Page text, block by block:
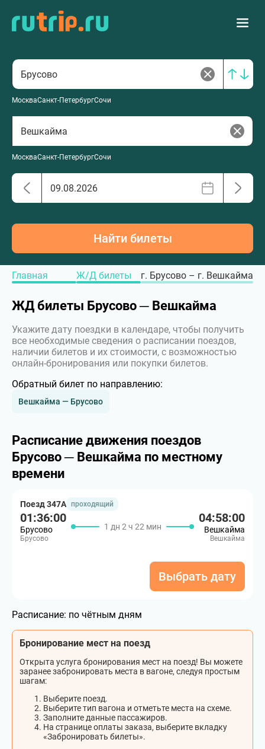
МоскваСанкт-ПетербургСочи
МоскваСанкт-ПетербургСочи
Найти билеты
Главная Ж/Д билеты г. Брусово – г. Вешкайма
ЖД билеты Брусово ─ Вешкайма
Укажите дату поездки в календаре, чтобы получить
все необходимые сведения о расписании поездов,
наличии билетов и их стоимости, с возможностью
онлайн-бронирования или покупки билетов.
Обратный билет по направлению:
Вешкайма — Брусово
Расписание движения поездов
Брусово ─ Вешкайма по местному
времени
Поезд 347А проходящий
01:36:00
Брусово
Брусово
1 дн 2 ч 22 мин
04:58:00
Вешкайма
Вешкайма
Выбрать дату
Расписание: по чётным дням
Бронирование мест на поезд
Открыта услуга бронирования мест на поезд! Вы можете
заранее забронировать места в вагоне, следуя простым
шагам:
Выберите поезд.
Выберите тип вагона и отметьте места на схеме.
Заполните данные пассажиров.
На странице оплаты заказа, выберите вкладку
«Забронировать билеты».